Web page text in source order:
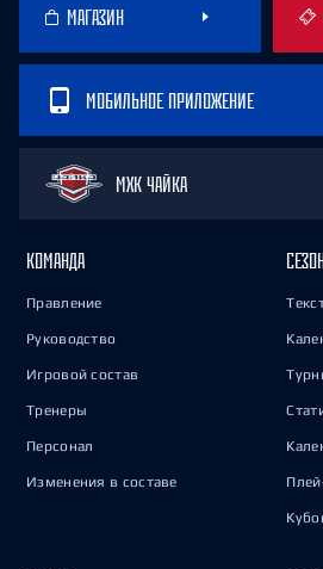
МАГАЗИН
МОБИЛЬНОЕ ПРИЛОЖЕНИЕ
МХК ЧАЙКА
КОМАНДА
Правление
Руководство
Игровой состав
Тренеры
Персонал
Изменения в составе